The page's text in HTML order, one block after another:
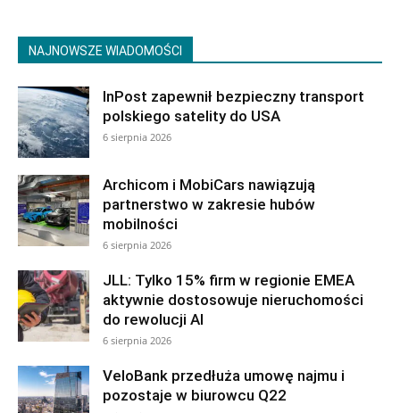
NAJNOWSZE WIADOMOŚCI
InPost zapewnił bezpieczny transport
polskiego satelity do USA
6 sierpnia 2026
Archicom i MobiCars nawiązują
partnerstwo w zakresie hubów
mobilności
6 sierpnia 2026
JLL: Tylko 15% firm w regionie EMEA
aktywnie dostosowuje nieruchomości
do rewolucji AI
6 sierpnia 2026
VeloBank przedłuża umowę najmu i
pozostaje w biurowcu Q22